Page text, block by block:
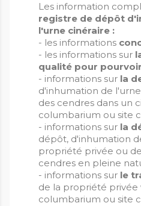
Les information
registre de dépôt
l'urne cinéraire :
- les informations
- les informations sur
qualité pour
- informations sur la
d'inhumation de
des cendres dans un
columbarium ou site
- informations sur la
dépôt, d'inhumation
propriété privée ou
cendres en pleine
- informations sur le
de la propriété privée
columbarium ou site